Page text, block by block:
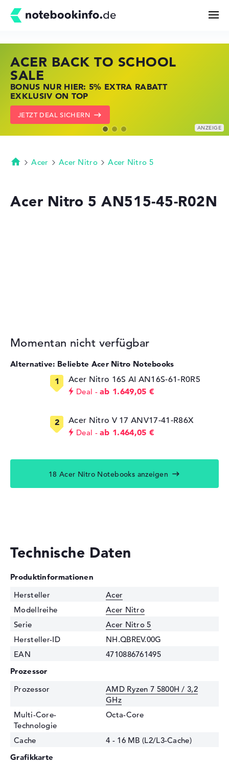
Kaufberatung
Technik & Wissen
Deals
ACER BACK TO SCHOOL
SALE
BONUS NUR HIER: 5% EXTRA RABATT
EXKLUSIV ON TOP
JETZT DEAL SICHERN
HP STORE SSV DEALS
JETZT ZUGREIFEN: NOTEBOOKS BEI HP
KRÄFTIG REDUZIERT
ZU DEN HP ANGEBOTEN
LENOVO LAPTOP DEALS
NOTEBOOKS BEI LENOVO JETZT
KRÄFTIG REDUZIERT
LENOVO DEALS ZEIGEN
Startseite
Acer Acer Nitro Acer Nitro 5
Acer Nitro 5 AN515-45-R02N
Momentan nicht verfügbar
Alternative: Beliebte Acer Nitro Notebooks
Acer Nitro 16S AI AN16S-61-R0R5
Deal ab 1.649,05 €
Acer Nitro V 17 ANV17-41-R86X
Deal ab 1.464,05 €
18 Acer Nitro Notebooks anzeigen
Technische Daten
Produktinformationen
Hersteller
Acer
Modellreihe
Acer Nitro
Serie
Acer Nitro 5
Hersteller-ID
NH.QBREV.00G
EAN
4710886761495
Prozessor
Prozessor
AMD Ryzen 7 5800H / 3,2
GHz
Multi-Core-
Technologie
Octa-Core
Cache
4 - 16 MB (L2/L3-Cache)
Grafikkarte